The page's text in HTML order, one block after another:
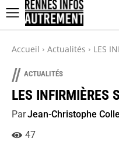
Accueil Actualités LES
// ACTUALITÉS
LES INFIRMIÈRES
ParJean-Christophe
47